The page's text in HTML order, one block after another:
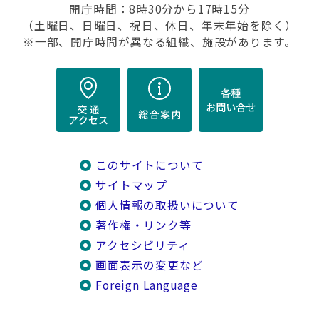
開庁時間：8時30分から17時15分
（土曜日、日曜日、祝日、休日、年末年始を除く）
※一部、開庁時間が異なる組織、施設があります。
このサイトについて
サイトマップ
個人情報の取扱いについて
著作権・リンク等
アクセシビリティ
画面表示の変更など
Foreign Language